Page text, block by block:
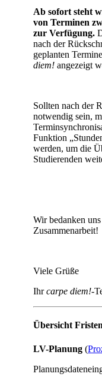
Ab sofort steht
von Terminen
zur Verfügung.
nach der
geplanten
diem! angezeigt
Sollten nach der
notwendig sein,
Funktion
werden, um die
Studierenden
Wir bedanken
Zusammenarbeit!
Viele Grüße
Ihrcarpe diem!-
Übersicht
LV-Planung (